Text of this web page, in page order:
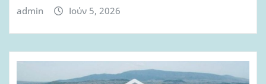
admin Ιούν 5, 2026